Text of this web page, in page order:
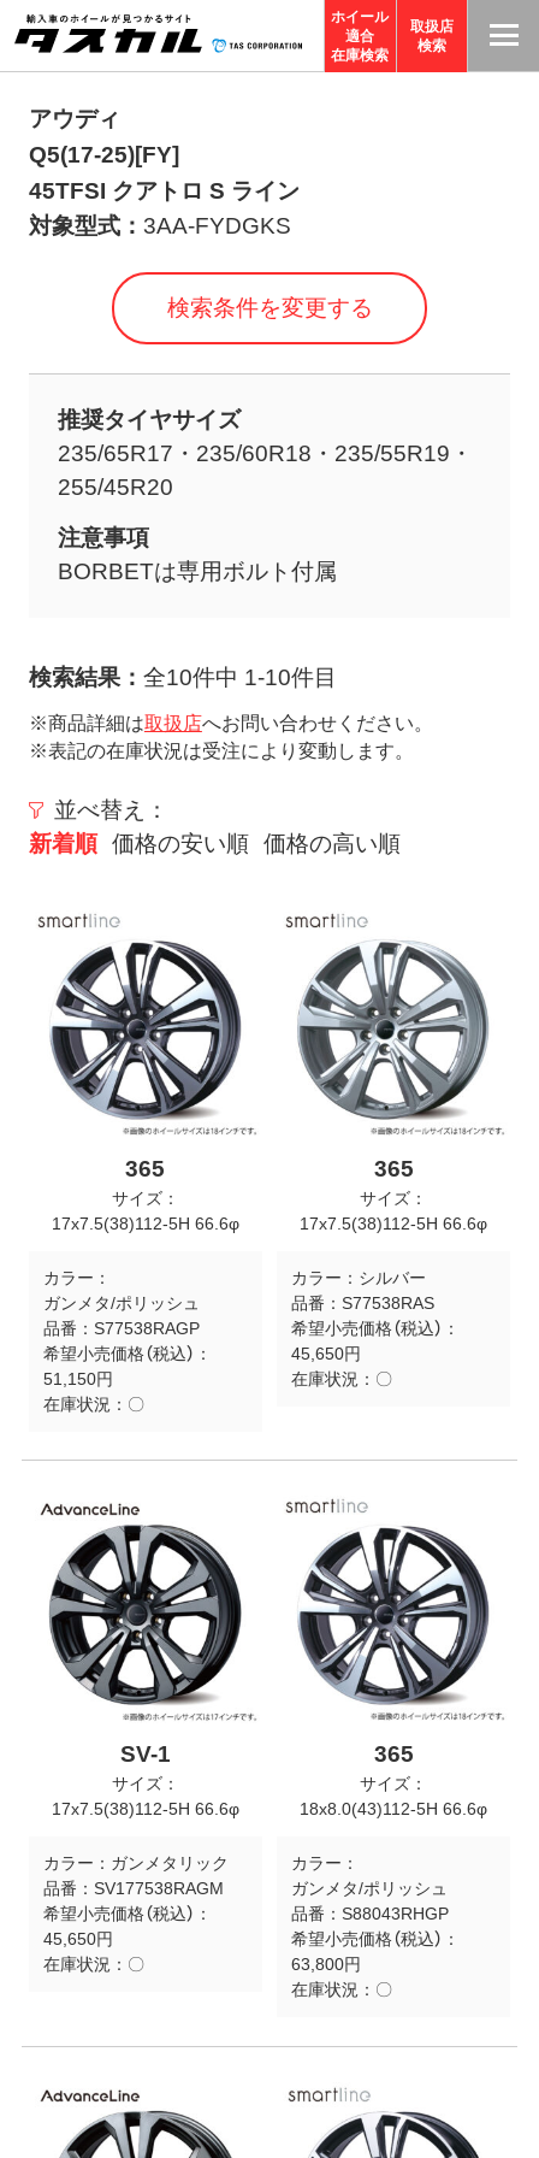
ホイール
適合
在庫検索
取扱店
検索
アウディ
Q5(17-25)[FY]
45TFSI クアトロ S ライン
対象型式： 3AA-FYDGKS
検索条件を変更する
推奨タイヤサイズ
235/65R17・235/60R18・235/55R19・
255/45R20
注意事項
BORBETは専用ボルト付属
検索結果： 全10件中 1-10件目
※商品詳細は取扱店へお問い合わせください。
※表記の在庫状況は受注により変動します。
並べ替え：
新着順 価格の安い順 価格の高い順
365
サイズ：
17x7.5(38)112-5H 66.6φ
カラー：
ガンメタ/ポリッシュ
品番： S77538RAGP
希望小売価格（税込）：
51,150円
在庫状況： 〇
365
サイズ：
17x7.5(38)112-5H 66.6φ
カラー： シルバー
品番： S77538RAS
希望小売価格（税込）：
45,650円
在庫状況： 〇
SV-1
サイズ：
17x7.5(38)112-5H 66.6φ
カラー： ガンメタリック
品番： SV177538RAGM
希望小売価格（税込）：
45,650円
在庫状況： 〇
365
サイズ：
18x8.0(43)112-5H 66.6φ
カラー：
ガンメタ/ポリッシュ
品番： S88043RHGP
希望小売価格（税込）：
63,800円
在庫状況： 〇
T